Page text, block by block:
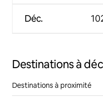
Déc.
Destinations à
Destinations à proximité